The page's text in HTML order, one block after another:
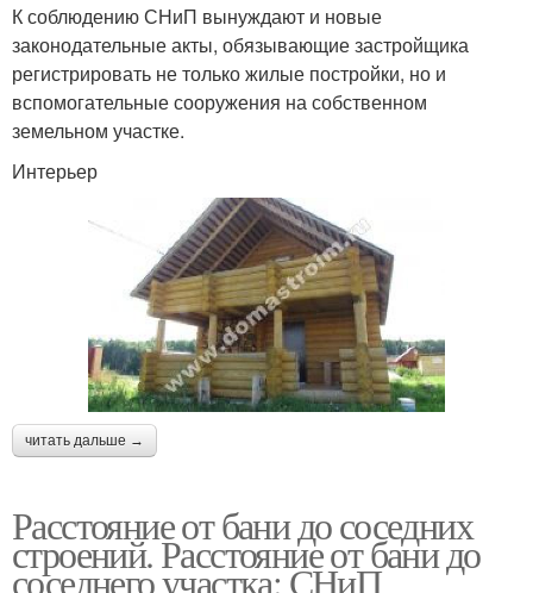
К соблюдению СНиП вынуждают и новые
законодательные акты, обязывающие застройщика
регистрировать не только жилые постройки, но и
вспомогательные сооружения на собственном
земельном участке.
Интерьер
читать дальше →
Расстояние от бани до соседних
строений. Расстояние от бани до
соседнего участка: СНиП